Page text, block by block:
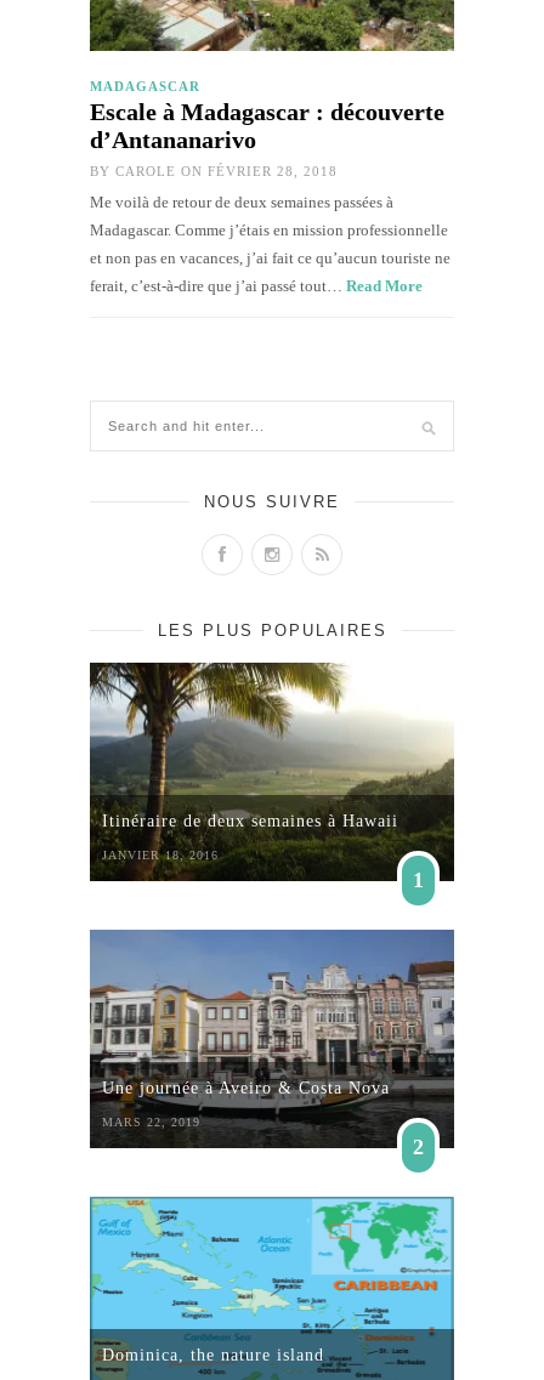
MADAGASCAR
Escale à Madagascar : découverte
d’Antananarivo
BY CAROLE ON FÉVRIER 28, 2018
Me voilà de retour de deux semaines passées à
Madagascar. Comme j’étais en mission professionnelle
et non pas en vacances, j’ai fait ce qu’aucun touriste ne
ferait, c’est-à-dire que j’ai passé tout… Read More
NOUS SUIVRE
LES PLUS POPULAIRES
Itinéraire de deux semaines à Hawaii
JANVIER 18, 2016
1
Une journée à Aveiro & Costa Nova
MARS 22, 2019
2
Dominica, the nature island